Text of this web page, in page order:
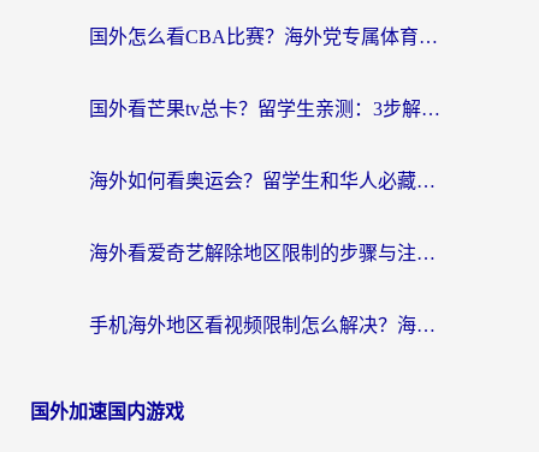
国外怎么看CBA比赛？海外党专属体育直播指南，告别地区限制看球自由
国外看芒果tv总卡？留学生亲测：3步解决地域限制+流畅追剧攻略
海外如何看奥运会？留学生和华人必藏的体育赛事观看终极指南
海外看爱奇艺解除地区限制的步骤与注意事项详解：留学生必看的无卡顿追剧指南
手机海外地区看视频限制怎么解决？海外党追剧看片的实用指南
国外加速国内游戏